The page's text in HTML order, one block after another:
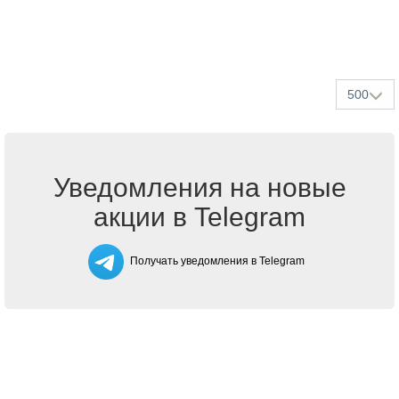
500
Уведомления на новые
акции в Telegram
Получать уведомления в Telegram